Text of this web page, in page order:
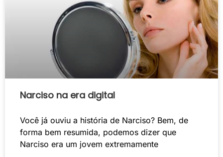
Narciso na era digital
Você já ouviu a história de Narciso? Bem, de
forma bem resumida, podemos dizer que
Narciso era um jovem extremamente